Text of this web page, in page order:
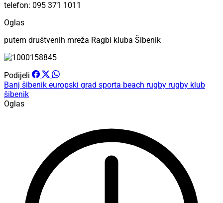
telefon: 095 371 1011
Oglas
putem društvenih mreža Ragbi kluba Šibenik
Podijeli
Banj šibenik europski grad sporta beach rugby rugby klub
šibenik
Oglas